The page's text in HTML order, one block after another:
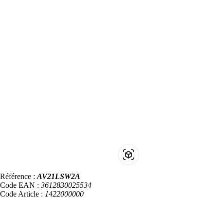
Référence : AV21LSW2A
Code EAN : 3612830025534
Code Article : 1422000000